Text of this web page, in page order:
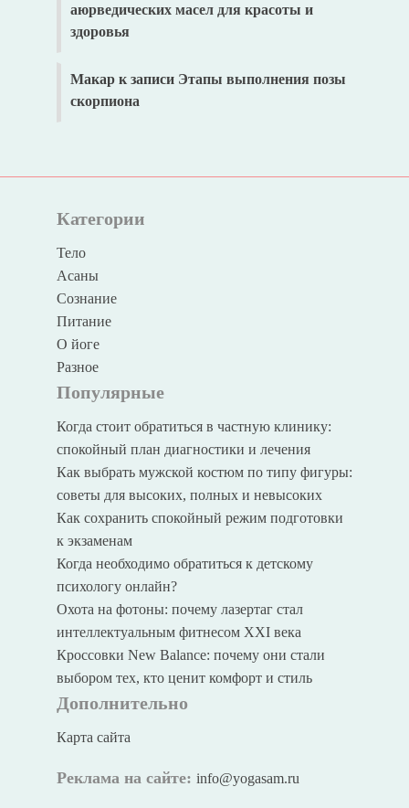
аюрведических масел для красоты и
здоровья
Макарк записи Этапы выполнения позы
скорпиона
Категории
Тело
Асаны
Сознание
Питание
О йоге
Разное
Популярные
Когда стоит обратиться в частную клинику:
спокойный план диагностики и лечения
Как выбрать мужской костюм по типу фигуры:
советы для высоких, полных и невысоких
Как сохранить спокойный режим подготовки
к экзаменам
Когда необходимо обратиться к детскому
психологу онлайн?
Охота на фотоны: почему лазертаг стал
интеллектуальным фитнесом XXI века
Кроссовки New Balance: почему они стали
выбором тех, кто ценит комфорт и стиль
Дополнительно
Карта сайта
Реклама на сайте: info@yogasam.ru